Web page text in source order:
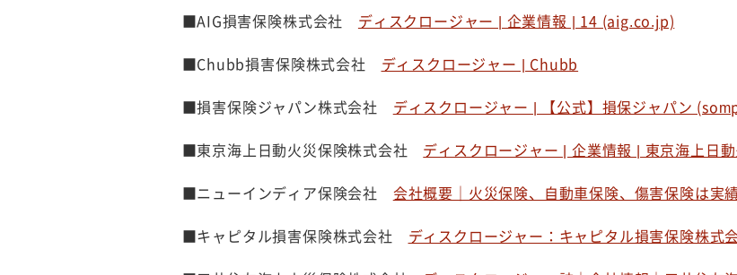
■AIG損害保険株式会社 ディスクロージャー | 企業情報 | 14 (aig.co.jp)
■Chubb損害保険株式会社 ディスクロージャー | Chubb
■損害保険ジャパン株式会社 ディスクロージャー | 【公式】損保ジャパン
■東京海上日動火災保険株式会社 ディスクロージャー | 企業情報 | 東京海上
■ニューインディア保険会社 会社概要｜火災保険、自動車保険、傷害保険は
■キャピタル損害保険株式会社 ディスクロージャー：キャピタル損害保険株